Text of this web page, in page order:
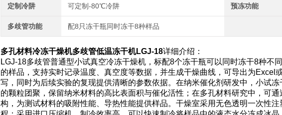
定制冷阱 可定制-80℃冷阱 预冻功能
多歧管功能 配8只冻干瓶同时冻干8种样品
多孔材料冷冻干燥机多歧管低温冻干机LGJ-18详细介绍：
LGJ-18多歧管普通型小试真空冷冻干燥机，标配8个冻干瓶可以同时冻干8种不
的样品，支持实时记录温度、真空度等数据，并生成干燥曲线，可导出为Excel
写，同时为后续实验的复现提供清晰的参数依据。在纳米催化剂研发中，小试
的颗粒团聚，保留纳米材料的高比表面积与催化活性；在多孔材料研究中，可
构，为测试材料的吸附性能、导热性能提供样品。干燥室采用无色透明一次性